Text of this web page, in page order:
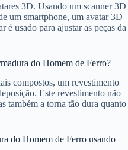
3D. Usando um scanner 3D
um smartphone, um avatar 3D
é usado para ajustar as peças da
do Homem de Ferro?
compostos, um revestimento
Este revestimento não
também a torna tão dura quanto
do Homem de Ferro usando